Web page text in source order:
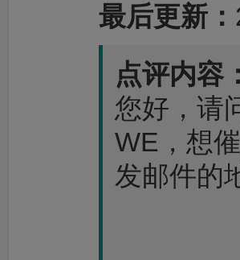
最后更新：
点评内容：
您好，请
WE，想
发邮件的